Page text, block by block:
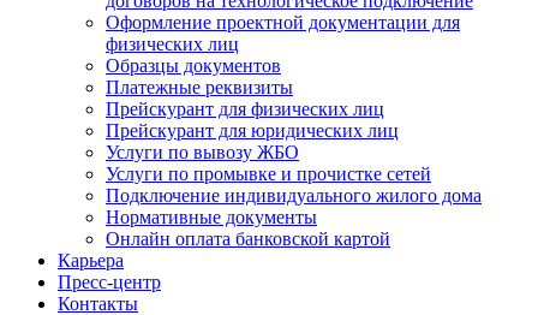
Оформление проектной документации для
физических лиц
Образцы документов
Платежные реквизиты
Прейскурант для физических лиц
Прейскурант для юридических лиц
Услуги по вывозу ЖБО
Услуги по промывке и прочистке сетей
Подключение индивидуального жилого дома
Нормативные документы
Онлайн оплата банковской картой
Карьера
Пресс-центр
Контакты